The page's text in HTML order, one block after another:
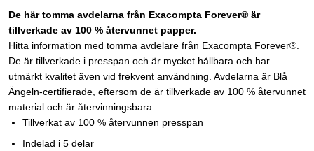
De här tomma avdelarna från Exacompta Forever® är
tillverkade av 100 % återvunnet papper.
Hitta information med tomma avdelare från Exacompta Forever®.
De är tillverkade i presspan och är mycket hållbara och har
utmärkt kvalitet även vid frekvent användning. Avdelarna är Blå
Ängeln-certifierade, eftersom de är tillverkade av 100 % återvunnet
material och är återvinningsbara.
Tillverkat av 100 % återvunnen presspan
Indelad i 5 delar